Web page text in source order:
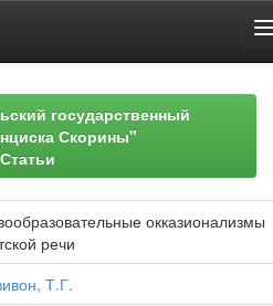
государственный
Скорины"
Статьи
окказионализмы
речи
Т.Г.